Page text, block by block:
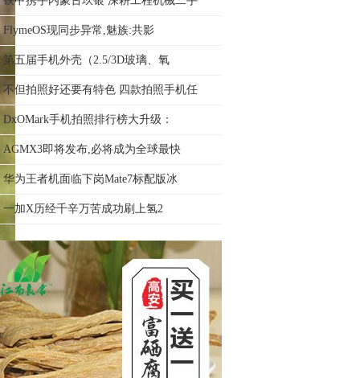
FlymeOS现同步异常,魅族:共影
第五届手机外壳（2.5/3D玻璃、氧
不但拍照好还要有特色 四款拍照手机任
DxOMark手机拍照排行榜大升级：
AGMX3即将发布,必将成为全球最快
华为王者机面临下岗Mate7标配版冰
一加X历经千辛万苦成功刷上氢2